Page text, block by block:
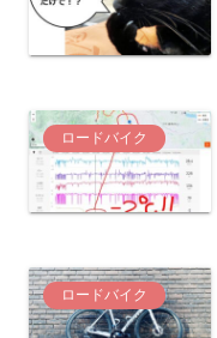
ロードバイク
ロードバイク